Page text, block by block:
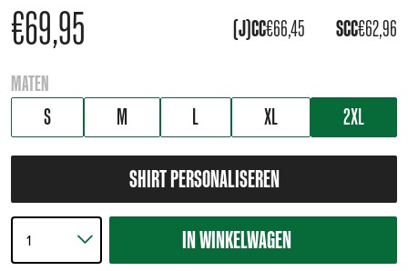
€69,95 (J)CC€66,45 SCC€62,96
MATEN
S M L XL 2XL
SHIRT PERSONALISEREN
IN WINKELWAGEN